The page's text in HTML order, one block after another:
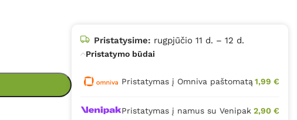
Pristatysime: rugpjūčio 11 d. – 12 d.
Pristatymo būdai
Pristatymas į Omniva paštomatą 1,99 €
Pristatymas į namus su Venipak 2,90 €